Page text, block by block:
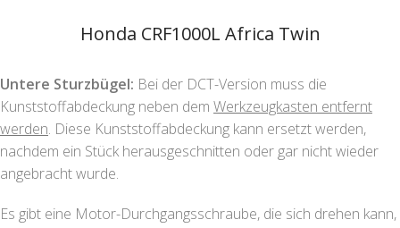
Honda CRF1000L Africa Twin
Untere Sturzbügel: Bei der DCT-Version muss die
Kunststoffabdeckung neben dem Werkzeugkasten entfernt
werden. Diese Kunststoffabdeckung kann ersetzt werden,
nachdem ein Stück herausgeschnitten oder gar nicht wieder
angebracht wurde.
Es gibt eine Motor-Durchgangsschraube, die sich drehen kann,